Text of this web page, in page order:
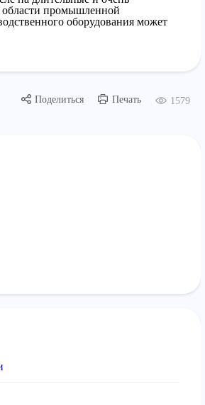
области промышленной
оборудования может
Поделиться Печать 1579